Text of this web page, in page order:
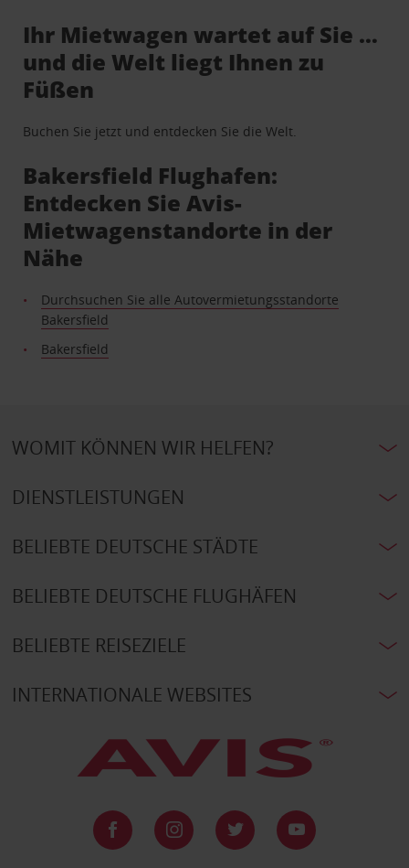
Ihr Mietwagen wartet auf Sie …
und die Welt liegt Ihnen zu
Füßen
Buchen Sie jetzt und entdecken Sie die Welt.
Bakersfield Flughafen:
Entdecken Sie Avis-
Mietwagenstandorte in der
Nähe
Durchsuchen Sie alle Autovermietungsstandorte
Bakersfield
Bakersfield
WOMIT KÖNNEN WIR HELFEN?
DIENSTLEISTUNGEN
BELIEBTE DEUTSCHE STÄDTE
BELIEBTE DEUTSCHE FLUGHÄFEN
BELIEBTE REISEZIELE
INTERNATIONALE WEBSITES